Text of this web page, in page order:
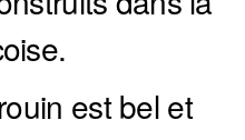
est bel et